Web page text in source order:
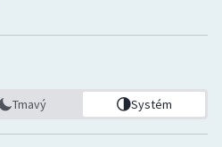
Tmavý Systém